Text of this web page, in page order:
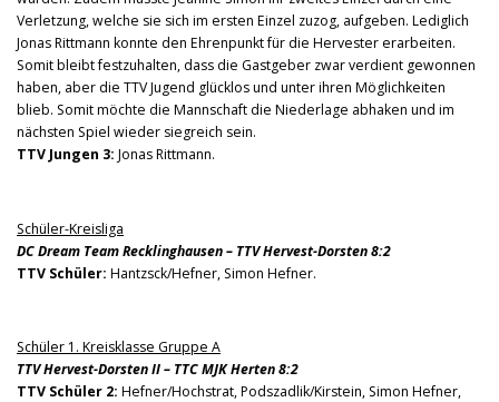
Verletzung, welche sie sich im ersten Einzel zuzog, aufgeben. Lediglich
Jonas Rittmann konnte den Ehrenpunkt für die Hervester erarbeiten.
Somit bleibt festzuhalten, dass die Gastgeber zwar verdient gewonnen
haben, aber die TTV Jugend glücklos und unter ihren Möglichkeiten
blieb. Somit möchte die Mannschaft die Niederlage abhaken und im
nächsten Spiel wieder siegreich sein.
TTV Jungen 3: Jonas Rittmann.
Schüler-Kreisliga
DC Dream Team Recklinghausen – TTV Hervest-Dorsten 8:2
TTV Schüler: Hantzsck/Hefner, Simon Hefner.
Schüler 1. Kreisklasse Gruppe A
TTV Hervest-Dorsten II – TTC MJK Herten 8:2
TTV Schüler 2: Hefner/Hochstrat, Podszadlik/Kirstein, Simon Hefner,